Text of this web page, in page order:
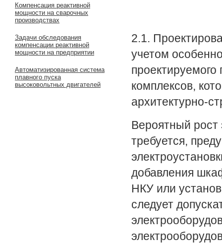
Компенсация реактивной
мощности на сварочных
производствах
Задачи обследования
компенсации реактивной
мощности на предприятии
Автоматизированная система
плавного пуска
высоковольтных двигателей
2.1.
учетом
комплексов,
архитектурно-
Вероятный рост
требуется,
добавления
НКУ или
следует